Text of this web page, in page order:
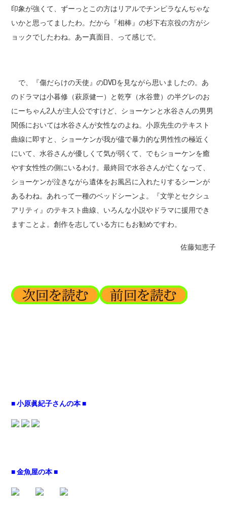
印象が強くて、ずーっとこの方はリアルでチンピラなんぢゃな
いかと思ってましたわ。だから『相棒』の杉下右京役の方がシ
ョックでしたわね。あー真面目、って感じで。
で、『傷だらけの天使』のDVDを見ながら思いましたの。あ
のドラマは小暮修（萩原健一）と乾亨（水谷豊）の半グレのお
にーちゃん2人が主人公ですけど、ショーケンと水谷さんの男男
関係においては水谷さんが女性なのよね。小原先生のテキスト
曲線に即すと、ショーケンが我が儘で暴力的な男性性の極近く
にいて、水谷さんが優しくて気が弱くて、でもショーケンを癒
やす女性性の側にいるわけ。最終回で水谷さんが亡くなって、
ショーケンが泣きながら遺体をお風呂に入れたりするシーンが
あるわね。あれって一種のベッドシーンよ。『文学とセクシュ
アリティ』のテキスト曲線、いろんな小説やドラマに援用でき
ますことよ。創作を志している方にもお勧めですわ。
佐藤知恵子
■ 小原眞紀子さんの本 ■
■ 金魚屋の本 ■